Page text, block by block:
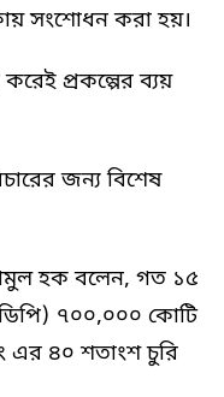
সংশোধন করা হয়।
করেই প্রকল্পের ব্যয়
জন্য বিশেষ
হক বলেন, গত ১৫
৭০০,০০০ কোটি
এর ৪০ শতাংশ চুরি